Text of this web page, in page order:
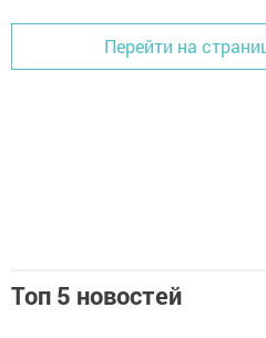
Перейти на
Топ 5 новостей